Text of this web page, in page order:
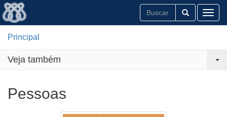
Principal
Veja também
Pessoas